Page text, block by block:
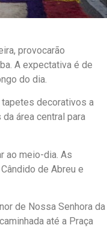
provocarão
A expectativa é de
do dia.
tapetes decorativos a
área central para
ao meio-dia. As
de Abreu e
de Nossa Senhora da
até a Praça